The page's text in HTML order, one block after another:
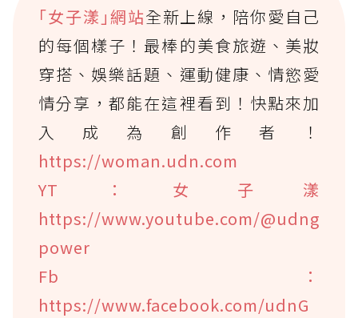
｢女子漾｣網站全新上線，陪你愛自己
的每個樣子！最棒的美食旅遊、美妝
穿搭、娛樂話題、運動健康、情慾愛
情分享，都能在這裡看到！快點來加
入成為創作者！
https://woman.udn.com
YT：女子漾
https://www.youtube.com/@udng
power
Fb：
https://www.facebook.com/udnG